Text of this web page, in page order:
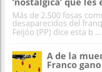
Más de 2.500 fosas
desaparecidos del
Feijóo (PP) dice esta b ...
A de la
Franco